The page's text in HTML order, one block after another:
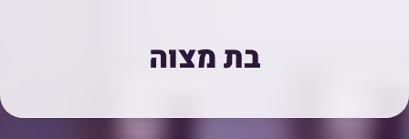
בת מצוה